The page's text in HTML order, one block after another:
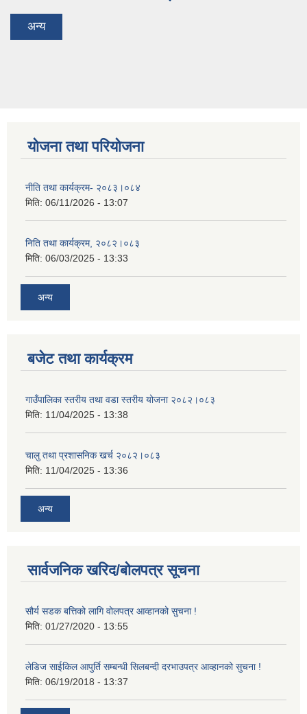
अन्य
योजना तथा परियोजना
नीति तथा कार्यक्रम- २०८३।०८४
मिति: 06/11/2026 - 13:07
निति तथा कार्यक्रम, २०८२।०८३
मिति: 06/03/2025 - 13:33
अन्य
बजेट तथा कार्यक्रम
गाउँपालिका स्तरीय तथा वडा स्तरीय योजना २०८२।०८३
मिति: 11/04/2025 - 13:38
चालु तथा प्रशासनिक खर्च २०८२।०८३
मिति: 11/04/2025 - 13:36
अन्य
सार्वजनिक खरिद/बोलपत्र सूचना
सौर्य सडक बत्तिको लागि वोलपत्र आव्हानको सुचना !
मिति: 01/27/2020 - 13:55
लेडिज साईकिल आपुर्ति सम्बन्धी सिलबन्दी दरभाउपत्र आव्हानको सुचना !
मिति: 06/19/2018 - 13:37